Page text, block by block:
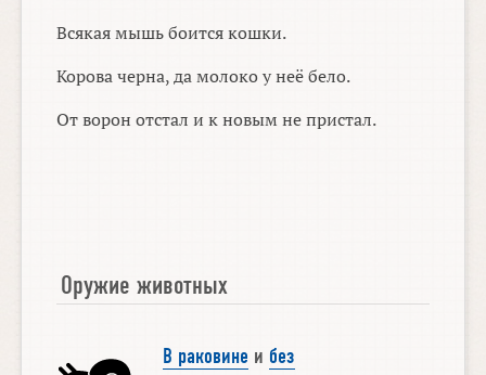
Всякая мышь боится кошки.
Корова черна, да молоко у неё бело.
От ворон отстал и к новым не пристал.
Оружие животных
В раковине и без